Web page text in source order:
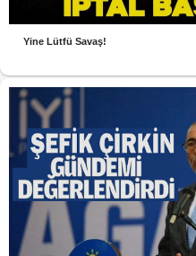
Yine Lütfü Savaş!